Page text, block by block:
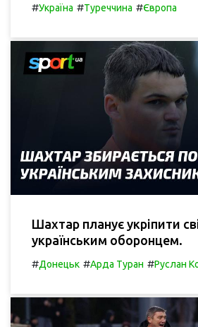
#Україна #Туреччина #Європа
Шахтар планує укріпити
українським оборонцем.
#Донецьк #Арда Туран #Руслан